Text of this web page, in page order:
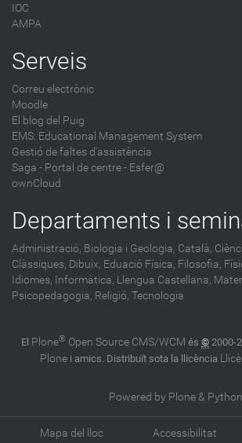
IOC
AMPA
Serveis
Correu electrònic
Moodle
El blog del Puig
EMS: Educational Management System
Gestió de faltes d'assistència
Saga - Portal de centre - Esfer@
ownCloud
Departaments i
Administració, Biologia i Geologia, Català,
Clàssiques, Dibuix, Eduació Física, Filosofia,
Idiomes, Informàtica, Llengua Castellana,
Psicopedagogia, Religió, Tecnologia
El Plone® Open Source CMS/WCM és © 2000-
Plonei amics. Distribuït sota la llicència
Powered by Plone & Python
Mapa del lloc Accessibilitat